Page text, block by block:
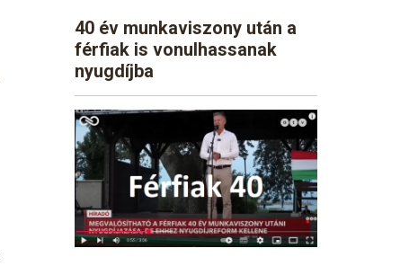
40 év munkaviszony után a
férfiak is vonulhassanak
nyugdíjba